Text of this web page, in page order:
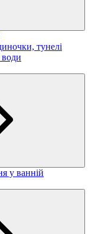
тунелі
води
у ванній